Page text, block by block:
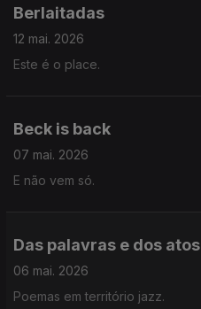
Berlaitadas
12 mai. 2026
Este é o place.
Beck is back
07 mai. 2026
E não vem só.
Das palavras e dos atos
06 mai. 2026
Poemas em território jazz.